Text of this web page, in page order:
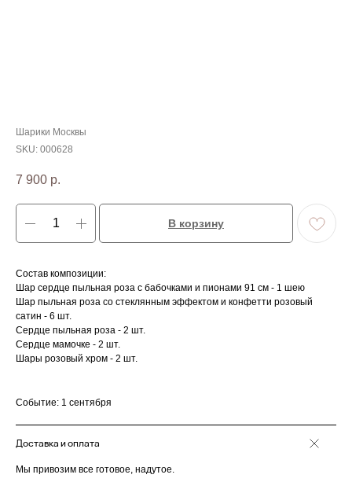
Шарики Москвы
SKU: 000628
7 900 р.
В корзину
Состав композиции:
Шар сердце пыльная роза с бабочками и пионами 91 см - 1 шею
Шар пыльная роза со стеклянным эффектом и конфетти розовый
сатин - 6 шт.
Сердце пыльная роза - 2 шт.
Сердце мамочке - 2 шт.
Шары розовый хром - 2 шт.
Событие: 1 сентября
Доставка и оплата
Мы привозим все готовое, надутое.